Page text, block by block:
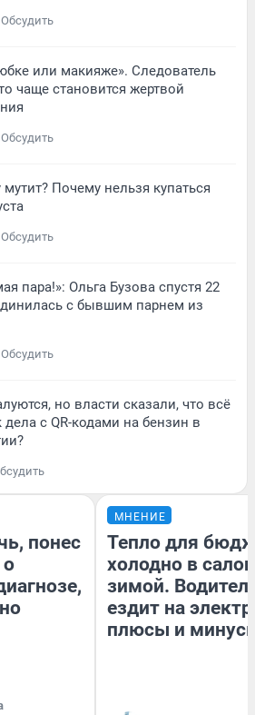
Обсудить
или макияже». Следователь
чаще становится жертвой
Обсудить
мутит? Почему нельзя купаться
Обсудить
пара!»: Ольга Бузова спустя 22
с бывшим парнем из
Обсудить
но власти сказали, что всё
с QR-кодами на бензин в
понес
о
МНЕНИЕ
Тепло для
холодно в
зимой.
ездит на
плюсы и